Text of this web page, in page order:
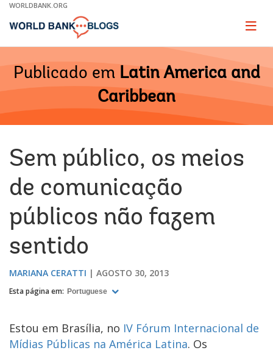
Skip
Main
WORLDBANK.ORG
Page
Publicado em Latin America and
Caribbean
Sem público, os meios
de comunicação
públicos não fazem
sentido
MARIANA CERATTI AGOSTO 30, 2013
Esta página em: Portuguese
Estou em Brasília, no IV Fórum Internacional de
Mídias Públicas na América Latina. Os